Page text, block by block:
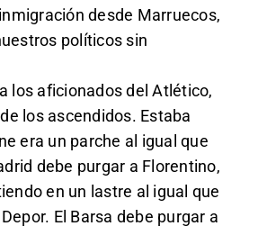
desde Marruecos,
políticos sin
los aficionados del Atlético,
los ascendidos. Estaba
era un parche al igual que
debe purgar a Florentino,
en un lastre al igual que
El Barsa debe purgar a